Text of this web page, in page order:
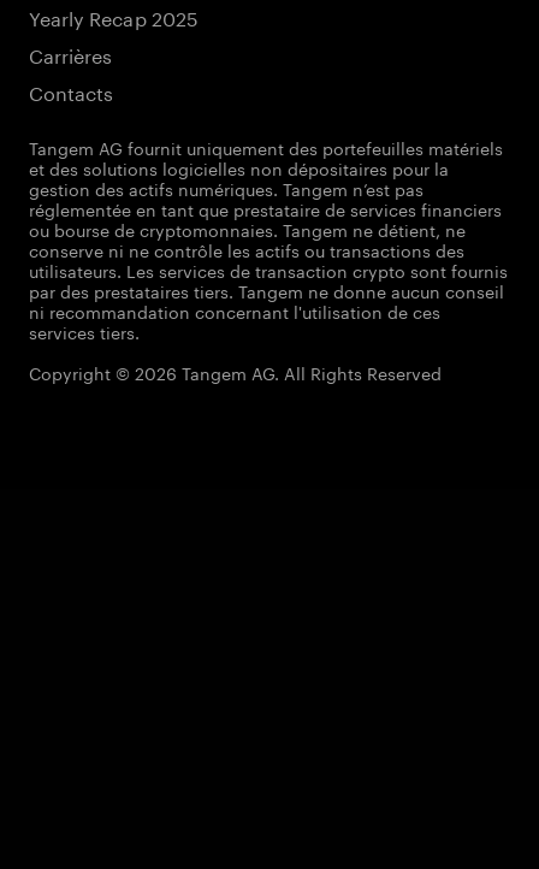
Yearly Recap 2025
Carrières
Contacts
Tangem AG fournit uniquement des portefeuilles matériels
et des solutions logicielles non dépositaires pour la
gestion des actifs numériques. Tangem n’est pas
réglementée en tant que prestataire de services financiers
ou bourse de cryptomonnaies. Tangem ne détient, ne
conserve ni ne contrôle les actifs ou transactions des
utilisateurs. Les services de transaction crypto sont fournis
par des prestataires tiers. Tangem ne donne aucun conseil
ni recommandation concernant l'utilisation de ces
services tiers.